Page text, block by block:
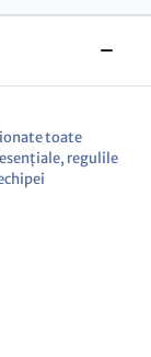
toate
regulile